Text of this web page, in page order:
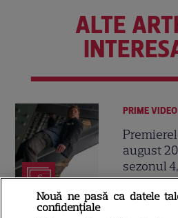
ALTE
6
PRIME VIDEO
august
sezonul
noi filme
Nouă ne pasă ca datele
confidențiale